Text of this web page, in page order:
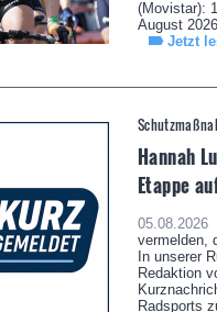
(Movistar):
August
Jetzt
Hannah
Etappe
05.08.2026 |
vermelden,
In unserer
Redaktion
Radsports